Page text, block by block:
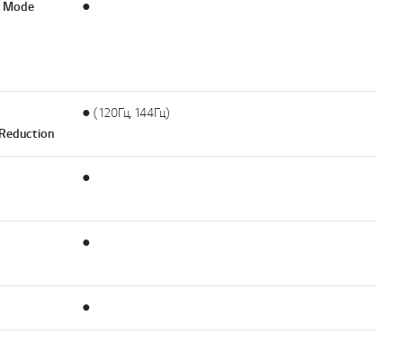
Mode ●
● (120Гц, 144Гц)
●
●
●